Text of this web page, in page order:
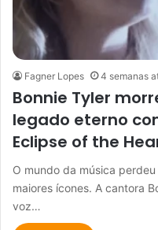
Fagner Lopes 4 semanas
Bonnie Tyler
legado eterno
Eclipse of the
O mundo da música
maiores ícones. A cantora
voz…